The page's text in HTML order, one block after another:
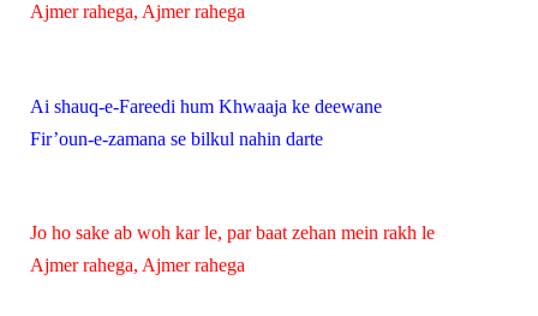
Ajmer rahega, Ajmer rahega
Ai shauq-e-Fareedi hum Khwaaja ke deewane
Fir’oun-e-zamana se bilkul nahin darte
Jo ho sake ab woh kar le, par baat zehan mein rakh le
Ajmer rahega, Ajmer rahega